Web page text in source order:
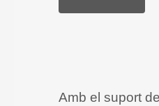
Amb el suport de